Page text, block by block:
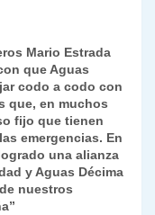
Mario Estrada
que Aguas
codo a codo con
que, en muchos
fijo que tienen
emergencias. En
una alianza
y Aguas Décima
nuestros